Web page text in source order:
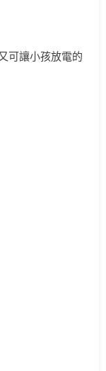
可讓小孩放電的